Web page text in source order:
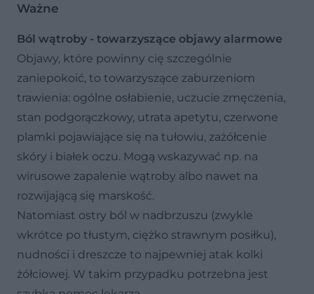
Ważne
Ból wątroby - towarzyszące objawy alarmowe
Objawy, które powinny cię szczególnie
zaniepokoić, to towarzyszące zaburzeniom
trawienia: ogólne osłabienie, uczucie zmęczenia,
stan podgorączkowy, utrata apetytu, czerwone
plamki pojawiające się na tułowiu, zażółcenie
skóry i białek oczu. Mogą wskazywać np. na
wirusowe zapalenie wątroby albo nawet na
rozwijającą się marskość.
Natomiast ostry ból w nadbrzuszu (zwykle
wkrótce po tłustym, ciężko strawnym posiłku),
nudności i dreszcze to najpewniej atak kolki
żółciowej. W takim przypadku potrzebna jest